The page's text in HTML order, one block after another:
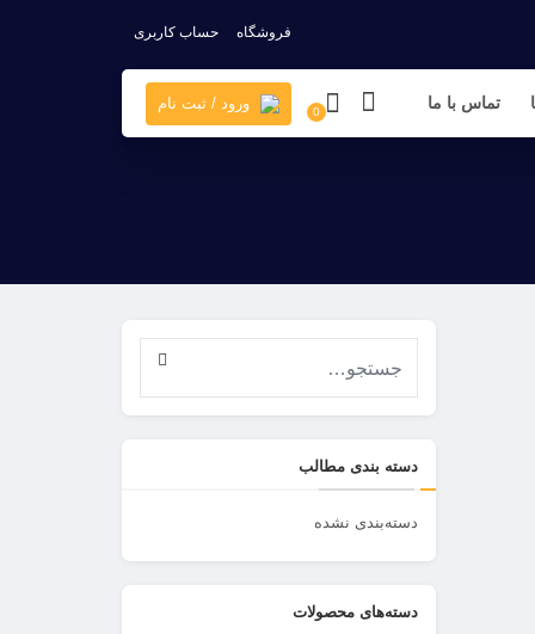
فروشگاه حساب کاربری
تماس با ما 0 ورود / ثبت نام
دسته بندی مطالب
دسته‌بندی نشده
دسته‌های محصولات